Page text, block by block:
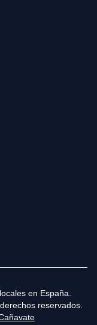
en España.
reservados.